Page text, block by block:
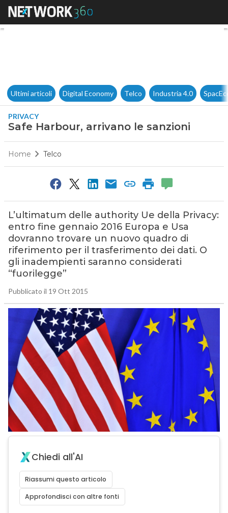
Safe Harbour, arrivano le
Ultimi articoli Digital Economy Telco Industria 4.0
PRIVACY
Safe Harbour, arrivano le sanzioni
Home Telco
L’ultimatum delle authority Ue della Privacy:
entro fine gennaio 2016 Europa e Usa
dovranno trovare un nuovo quadro di
riferimento per il trasferimento dei dati. O
gli inadempienti saranno considerati
“fuorilegge”
Pubblicato il 19 Ott 2015
Chiedi all'AI
Riassumi questo articolo
Approfondisci con altre fonti